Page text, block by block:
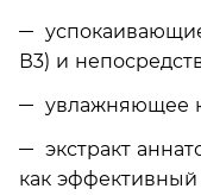
В3) и
увлажняющее
экстракт
как